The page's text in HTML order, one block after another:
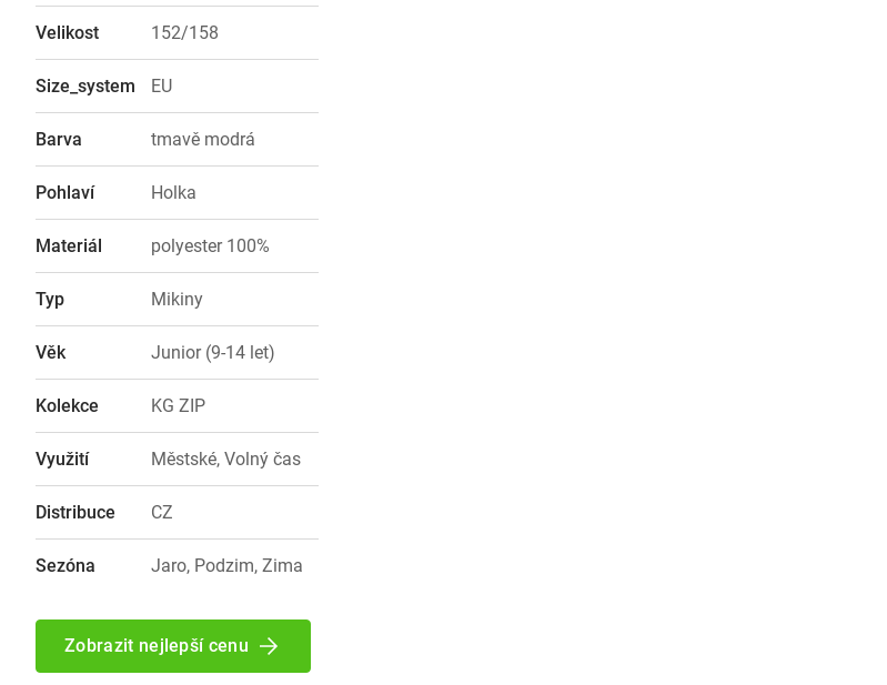
Velikost 152/158
Size_system EU
Barva tmavě modrá
Pohlaví Holka
Materiál polyester 100%
Typ Mikiny
Věk Junior (9-14 let)
Kolekce KG ZIP
Využití Městské, Volný čas
Distribuce CZ
Sezóna Jaro, Podzim, Zima
Zobrazit nejlepší cenu